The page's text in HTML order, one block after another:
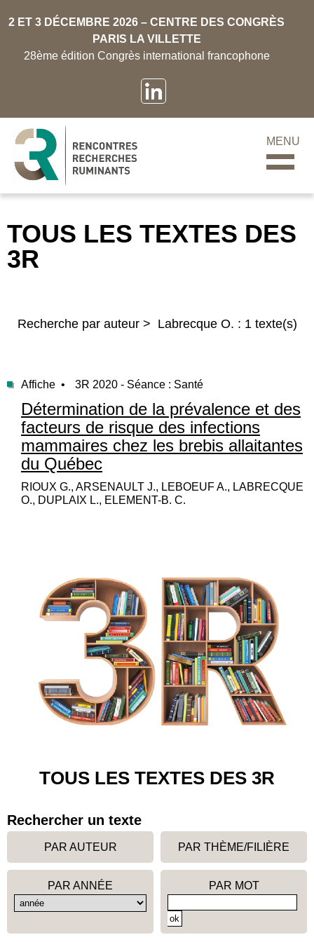
2 ET 3 DÉCEMBRE 2026 – CENTRE DES CONGRÈS
PARIS LA VILLETTE
28ème édition Congrès international francophone
MENU
TOUS LES TEXTES DES
3R
Recherche par auteur > Labrecque O. : 1 texte(s)
Affiche • 3R 2020 - Séance : Santé
Détermination de la prévalence et des
facteurs de risque des infections
mammaires chez les brebis allaitantes
du Québec
RIOUX G., ARSENAULT J., LEBOEUF A., LABRECQUE
O., DUPLAIX L., ELEMENT-B. C.
TOUS LES TEXTES DES 3R
Rechercher un texte
PAR AUTEUR PAR THÈME/FILIÈRE
PAR ANNÉE PAR MOT